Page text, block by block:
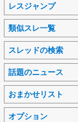
レスジャンプ
類似スレ一覧
スレッドの検索
話題のニュース
おまかせリスト
オプション